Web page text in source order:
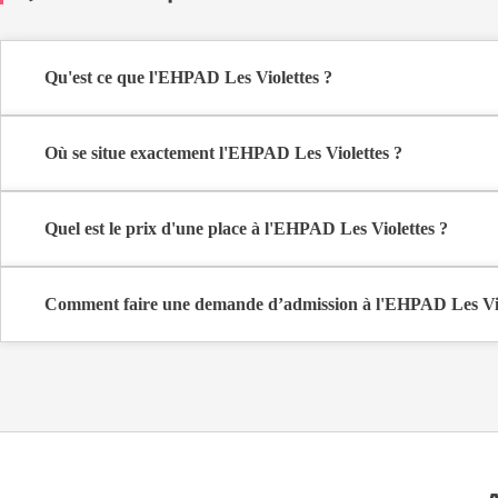
Qu'est ce que l'EHPAD Les Violettes ?
Où se situe exactement l'EHPAD Les Violettes ?
Quel est le prix d'une place à l'EHPAD Les Violettes ?
Comment faire une demande d’admission à l'EHPAD Les
coûts et les démarches administratives nécessaires.